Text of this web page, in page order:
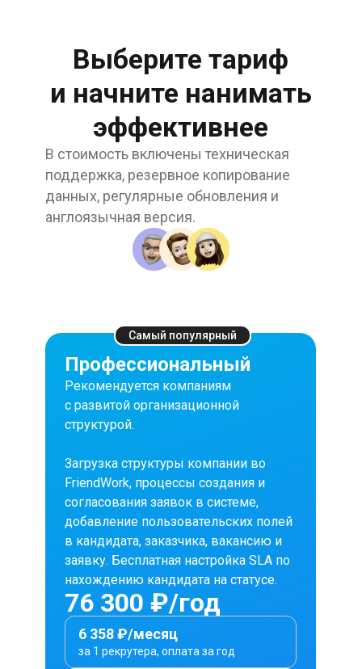
Выберите тариф
и начните нанимать
эффективнее
В стоимость включены техническая
поддержка, резервное копирование
данных, регулярные обновления и
англоязычная версия.
Профессиональный
Рекомендуется компаниям
с развитой организационной
структурой.
Загрузка структуры компании во
FriendWork, процессы создания и
согласования заявок в системе,
добавление пользовательских полей
в кандидата, заказчика, вакансию и
заявку. Бесплатная настройка SLA по
нахождению кандидата на статусе.
76 300 ₽/год
6 358 ₽/месяц
за 1 рекрутера, оплата за год
Самый популярный